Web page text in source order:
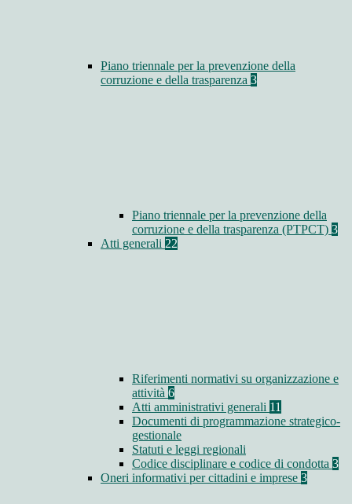
Piano triennale per la prevenzione della
corruzione e della trasparenza 3
Piano triennale per la prevenzione della
corruzione e della trasparenza (PTPCT) 3
Atti generali 22
Riferimenti normativi su organizzazione e
attività 6
Atti amministrativi generali 11
Documenti di programmazione strategico-
gestionale
Statuti e leggi regionali
Codice disciplinare e codice di condotta 3
Oneri informativi per cittadini e imprese 3